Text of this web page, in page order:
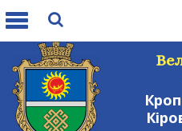
Toggle